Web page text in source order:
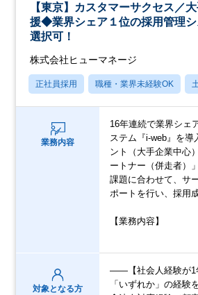
【東京】カスタマーサクセス／
援◆業界シェア１位の採用管理
選択可！
株式会社ヒューマネージ
正社員採用 職種・業界未経験OK
業務内容
16年連続で業界シェ
ステム『i-web』を導
ント（大手企業中心
ートナー（併走者）
課題に合わせて、サ
ポートを行い、採用
【業務内容】
対象となる方
――【社会人経験が1
「いずれか」の経